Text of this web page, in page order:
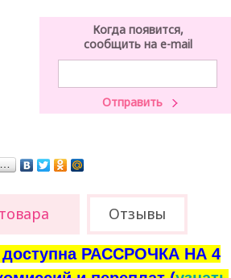
Когда появится,
сообщить на e-mail
Отзывы
доступна РАССРОЧКА НА 4